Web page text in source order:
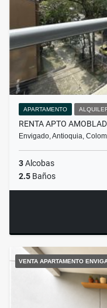
APARTAMENTO
RENTA APTO
Envigado, Antioquia,
3Alcobas
2.5 Baños
VENTA APARTAMENTO